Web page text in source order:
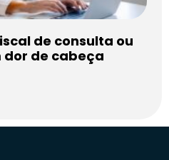
de consulta ou
de cabeça